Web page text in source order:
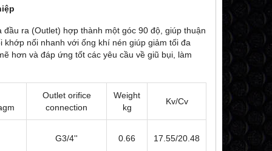
ra (Outlet) hợp thành một góc 90 độ, giúp thuận
nối nhanh với ống khí nén giúp giảm tối đa
hơn và đáp ứng tốt các yêu cầu về giũ bụi, làm
Outlet orifice
connection
Weight
kg
Kv/Cv
G3/4'' 0.66 17.55/20.48